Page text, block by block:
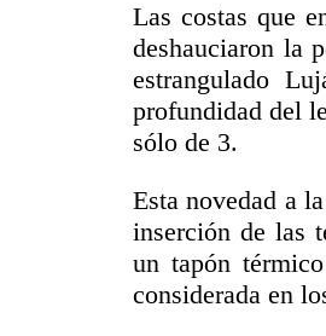
Las costas que
deshauciaron la
estrangulado
profundidad del
sólo de 3.
Esta novedad a
inserción de las
un tapón
considerada en